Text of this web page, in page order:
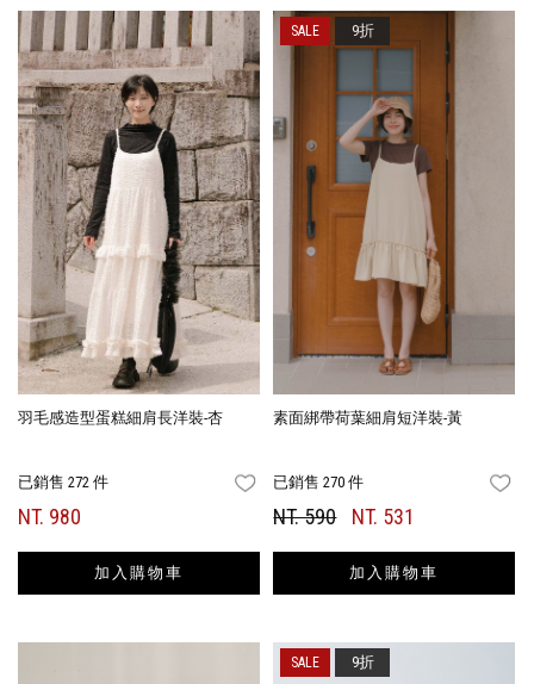
羽毛感造型蛋糕細肩長洋裝-杏
已銷售 272 件 FAVORITES
NT. 980
加入購物車
素面綁帶荷葉細肩短洋裝-黃
已銷售 270 件
NT. 590 NT. 531
加入購物車
9折
9折